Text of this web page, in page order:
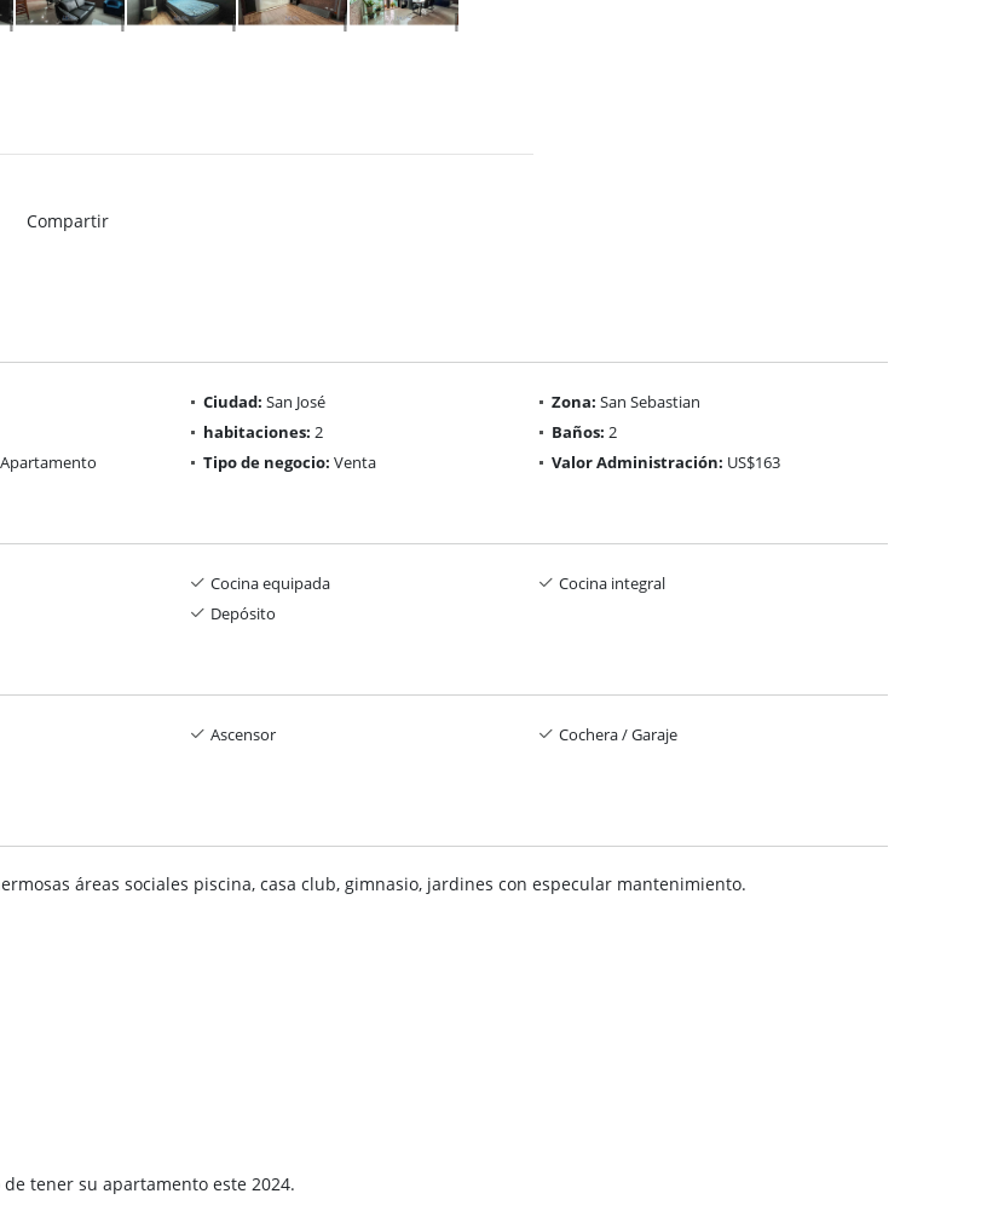
Compartir
Ciudad: San José Zona: San Sebastian
habitaciones: 2 Baños: 2
Apartamento Tipo de negocio: Venta Valor Administración: US$163
Cocina equipada
Cocina integral
Depósito
Ascensor
Cochera / Garaje
áreas sociales piscina, casa club, gimnasio, jardines con especular mantenimiento.
tener su apartamento este 2024.